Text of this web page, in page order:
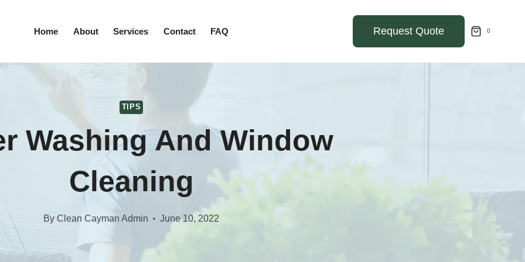
Home About Services Contact FAQ Request Quote 0
TIPS
Washing And Window
Cleaning
By Clean Cayman Admin June 10, 2022